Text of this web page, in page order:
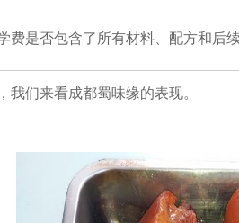
费是否包含了所有材料、配方和后
我们来看成都蜀味缘的表现。